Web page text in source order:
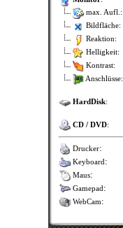
max. Aufl.:
Bildfläche:
Reaktion:
Helligkeit:
Kontrast:
Anschlüsse:
HardDisk:
CD / DVD:
Drucker:
Keyboard:
Maus:
Gamepad:
WebCam: